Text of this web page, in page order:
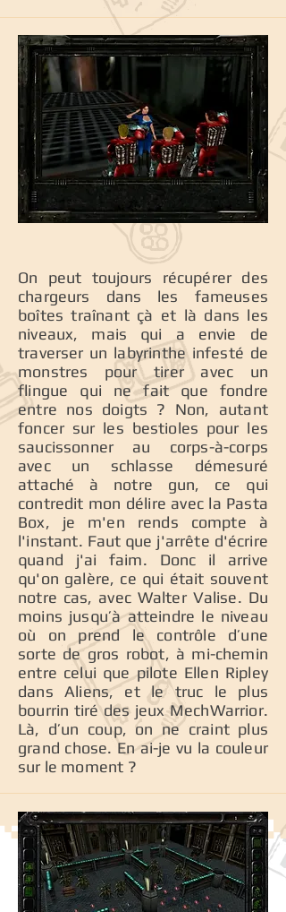
On peut toujours récupérer des
chargeurs dans les fameuses
boîtes traînant çà et là dans les
niveaux, mais qui a envie de
traverser un labyrinthe infesté de
monstres pour tirer avec un
flingue qui ne fait que fondre
entre nos doigts ? Non, autant
foncer sur les bestioles pour les
saucissonner au corps-à-corps
avec un schlasse démesuré
attaché à notre gun, ce qui
contredit mon délire avec la Pasta
Box, je m'en rends compte à
l'instant. Faut que j'arrête d'écrire
quand j'ai faim. Donc il arrive
qu'on galère, ce qui était souvent
notre cas, avec Walter Valise. Du
moins jusqu’à atteindre le niveau
où on prend le contrôle d’une
sorte de gros robot, à mi-chemin
entre celui que pilote Ellen Ripley
dans Aliens, et le truc le plus
bourrin tiré des jeux MechWarrior.
Là, d’un coup, on ne craint plus
grand chose. En ai-je vu la couleur
sur le moment ?